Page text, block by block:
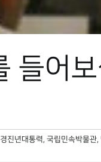
들어
경진년대통력, 국립민속박물관,